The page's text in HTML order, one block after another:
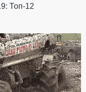
Топ-12